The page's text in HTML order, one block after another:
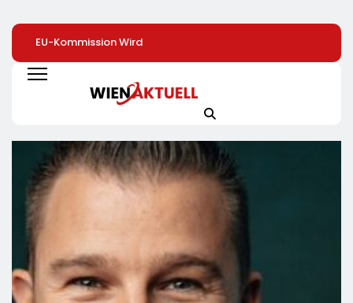
EU-Kommission Wird
Zur „Zentrale Der
Tierindustrie“ /
Tierschutzorganisation
Projektion In Brüssel
Die Nähe Der EU-
Kommission Zur
Tierindustrie An
Profitieren Deutlich
Weiterbildung
Zimmerpflanzen